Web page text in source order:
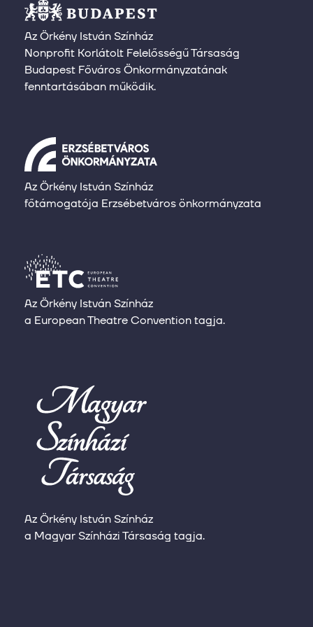
Az Örkény István Színház
Nonprofit Korlátolt Felelősségű Társaság
Budapest Főváros Önkormányzatának
fenntartásában működik.
Az Örkény István Színház
főtámogatója Erzsébetváros önkormányzata
Az Örkény István Színház
a European Theatre Convention tagja.
Az Örkény István Színház
a Magyar Színházi Társaság tagja.